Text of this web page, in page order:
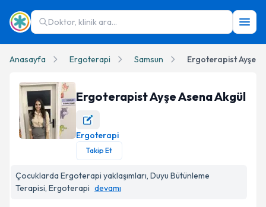
Doktor, klinik ara...
Anasayfa Ergoterapi Samsun Ergoterapist Ayşe
Ergoterapist Ayşe Asena Akgül Profil Fotoğrafı
Ergoterapist Ayşe Asena Akgül
Ergoterapi
Takip Et
Çocuklarda Ergoterapi yaklaşımları, Duyu Bütünleme
Terapisi, Ergoterapi devamı